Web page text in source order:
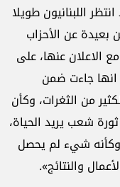
اللبنانيون طويلا
بعيدة عن الأحزاب
الاعلان عنها، على
انها جاءت ضمن
من الثغرات، وكأن
شعب يريد الحياة،
وكأنه شيء لم يحصل
والنتائج».